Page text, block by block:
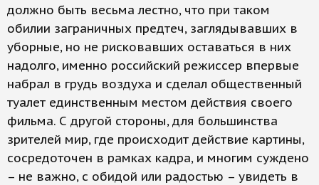
должно быть весьма лестно, что при таком
обилии заграничных предтеч, заглядывавших в
уборные, но не рисковавших оставаться в них
надолго, именно российский режиссер впервые
набрал в грудь воздуха и сделал общественный
туалет единственным местом действия своего
фильма. С другой стороны, для большинства
зрителей мир, где происходит действие картины,
сосредоточен в рамках кадра, и многим суждено
– не важно, с обидой или радостью – увидеть в